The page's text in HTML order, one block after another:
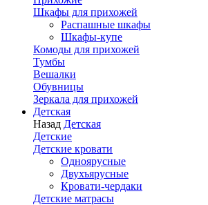
Шкафы для прихожей
Распашные шкафы
Шкафы-купе
Комоды для прихожей
Тумбы
Вешалки
Обувницы
Зеркала для прихожей
Детская
Назад Детская
Детские
Детские кровати
Одноярусные
Двухъярусные
Кровати-чердаки
Детские матрасы